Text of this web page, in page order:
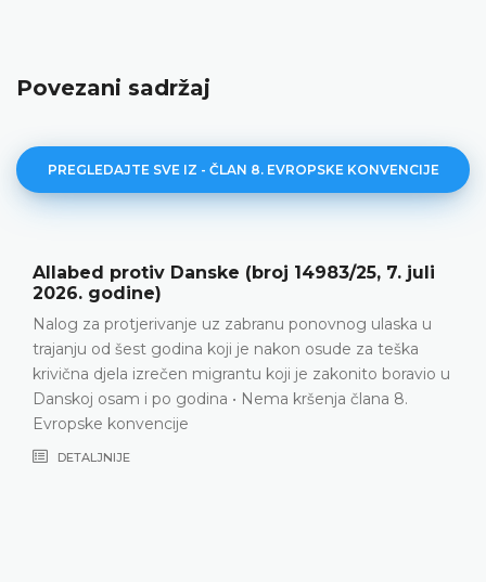
Povezani sadržaj
PREGLEDAJTE SVE IZ - ČLAN 8. EVROPSKE KONVENCIJE
Y protiv Srbije (broj 28322/20, 12. maj 2026.
godine)
Porodični život • Pozitivne obaveze • Prekid kontakta
između podnositeljice predstavke i njenog polubrata
nakon što ga je usvojila porodica koja živi u inozemstvu
• Odbijanje podnositeljice predstavke da bude usvojena
ne smije nadmašiti interese samog njenog polubrata •
U datim okolnostima, usvojenje polubrata podnosioca